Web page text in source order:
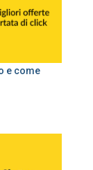
e come